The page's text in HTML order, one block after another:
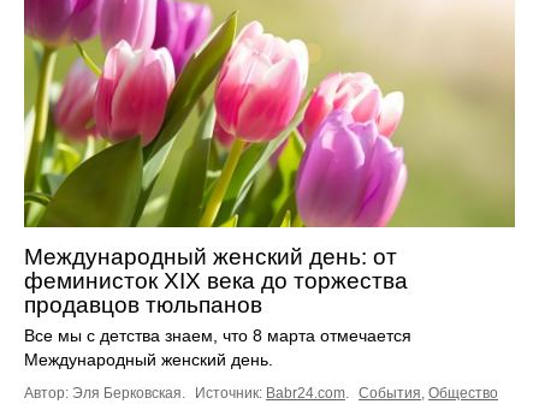
Международный женский день: от
феминисток XIX века до торжества
продавцов тюльпанов
Все мы с детства знаем, что 8 марта отмечается
Международный женский день.
Автор: Эля Берковская. Источник: Babr24.com. События, Общество